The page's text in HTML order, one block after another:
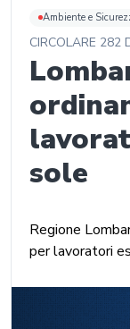
Ambiente e
CIRCOLARE 282
sole
Regione
per lavoratori